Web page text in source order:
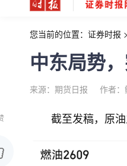
您当前的位置： 证券时报 >
中东局势
来源：期货日报 作者：
截至发稿，原